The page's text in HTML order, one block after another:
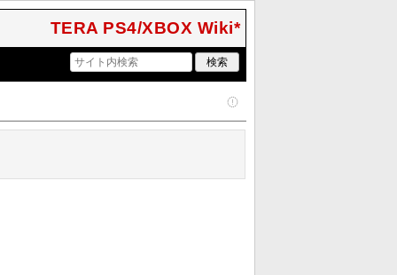
TERA PS4/XBOX Wiki*